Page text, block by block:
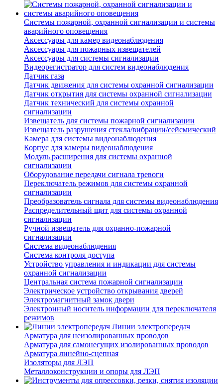
Системы пожарной, охранной сигнализации и системы
аварийного оповещения
Аксессуары для камер видеонаблюдения
Аксессуары для пожарных извещателей
Аксессуары для системы сигнализации
Видеорегистратор для систем видеонаблюдения
Датчик газа
Датчик движения для системы охранной сигнализации
Датчик открытия для системы охранной сигнализации
Датчик технический для системы охранной
сигнализации
Извещатель для системы пожарной сигнализации
Извещатель разрушения стекла/вибрации/сейсмический
Камера для системы видеонаблюдения
Корпус для камеры видеонаблюдения
Модуль расширения для системы охранной
сигнализации
Оборудование передачи сигнала тревоги
Переключатель режимов для системы охранной
сигнализации
Преобразователь сигнала для системы видеонаблюдения
Распределительный щит для системы охранной
сигнализации
Ручной извещатель для охранно-пожарной
сигнализации
Система видеонаблюдения
Система контроля доступа
Устройство управления и индикации для системы
охранной сигнализации
Центральная система пожарной сигнализации
Электрическое устройство открывания дверей
Электромагнитный замок двери
Электронный носитель информации для переключателя
режимов
Линии электропередач
Арматура для неизолированных проводов
Арматура для самонесущих изолированных проводов
Арматура линейно-сцепная
Изоляторы для ЛЭП
Металлоконструкции и опоры для ЛЭП